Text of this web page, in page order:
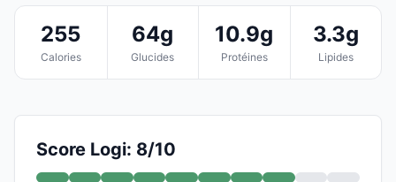
255
Calories
64g
Glucides
10.9g
Protéines
3.3g
Lipides
Score Logi: 8/10